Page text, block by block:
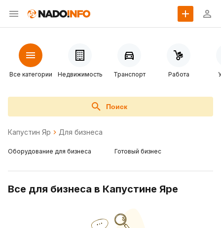
Все категории Недвижимость Транспорт Работа
Поиск
Капустин Яр Для бизнеса
Оборудование для бизнеса Готовый бизнес
Все для бизнеса в Капустине Яре